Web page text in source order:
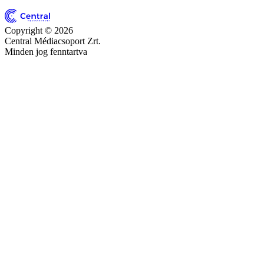
Copyright © 2026
Central Médiacsoport Zrt.
Minden jog fenntartva